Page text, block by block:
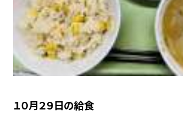
１０月２９日の給食